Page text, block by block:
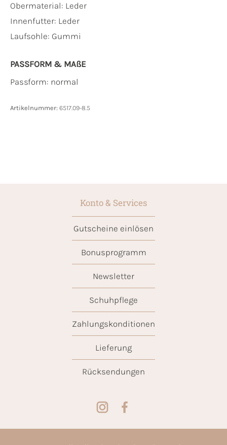
Obermaterial: Leder
Innenfutter: Leder
Laufsohle: Gummi
PASSFORM & MAẞE
Passform: normal
Artikelnummer: 6517.09-8.5
Konto & Services
Gutscheine einlösen
Bonusprogramm
Newsletter
Schuhpflege
Zahlungskonditionen
Lieferung
Rücksendungen